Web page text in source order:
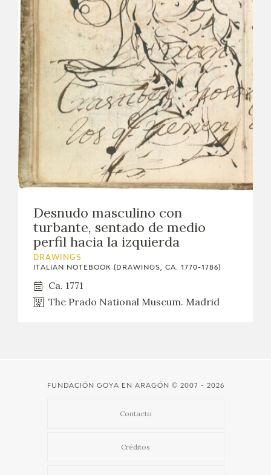
PREMIO ARAGÓN GOYA
EDICIONES
PUBLICACIONES
SHOP
ONLINE SHOP
EDUCA
RECURSOS EDUCATIVOS
ARASAAC
Desnudo masculino con
turbante, sentado de medio
perfil hacia la izquierda
DRAWINGS
ITALIAN NOTEBOOK (DRAWINGS, CA. 1770-1786)
Ca. 1771
The Prado National Museum. Madrid
FUNDACIÓN GOYA EN ARAGÓN © 2007 - 2026
Contacto
Créditos